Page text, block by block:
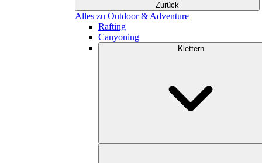
Zurück
Alles zu Outdoor & Adventure
Rafting
Canyoning
Klettern